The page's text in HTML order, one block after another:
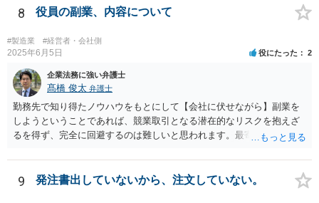
ではありますが、下記が参考になるかもしれません。 https://keiyaku-
watch.jp/chokoben/media/transfer-restrictedstock） なお、弁護士を探
す場合の検索ワードとしては、「会社法 弁護士」「企業法務 弁護
士」「株式買取 弁護士」「株式評価 弁護士」「少数株主 弁護
分野に含まれることが多いため、企業法務や会社法を取り扱っている
弁護士を探すのが一般的でしょう。
8 役員の副業、内容について
#製造業 #経営者・会社側
2025年6月5日 役にたった 2
企業法務に強い弁護士
髙橋 俊太 弁護士
勤務先で知り得たノウハウをもとにして【会社に伏せながら】副業を
しようということであれば、競業取引となる潜在的なリスクを抱えざ
るを得ず、完全に回避するのは難しいと思われます。最寄りの弁護士
たします。
9 発注書出していないから、注文していない。